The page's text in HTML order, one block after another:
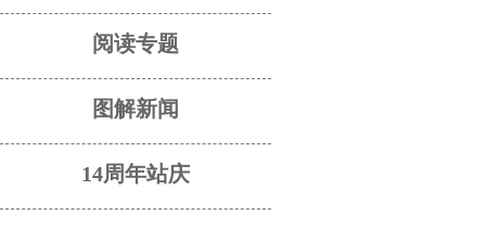
阅读专题
图解新闻
14周年站庆